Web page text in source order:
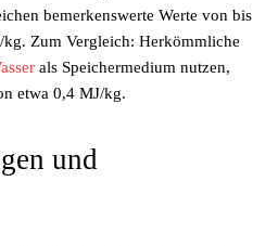
bemerkenswerte Werte von bis
Zum Vergleich: Herkömmliche
als Speichermedium nutzen,
etwa 0,4 MJ/kg.
und